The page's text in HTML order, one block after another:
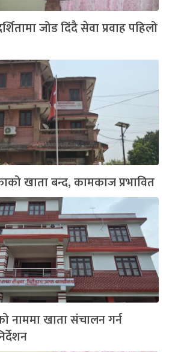
जोड दिंदै सेवा प्रवाह पहिलो
खाता बन्द, कामकाज प्रभावित
नाममा खाता संचालन गर्न